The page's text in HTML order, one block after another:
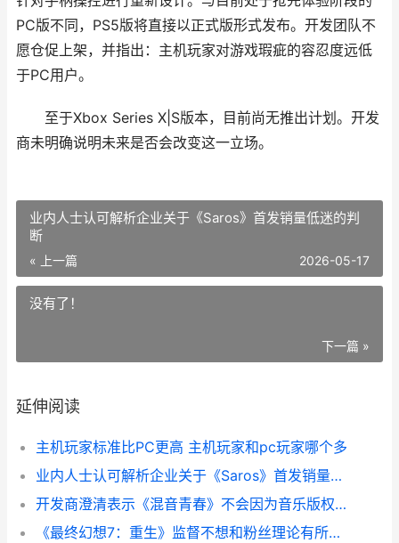
PC版不同，PS5版将直接以正式版形式发布。开发团队不
愿仓促上架，并指出：主机玩家对游戏瑕疵的容忍度远低
于PC用户。
至于Xbox Series X|S版本，目前尚无推出计划。开发
商未明确说明未来是否会改变这一立场。
业内人士认可解析企业关于《Saros》首发销量低迷的判
断
« 上一篇 2026-05-17
没有了！
下一篇 »
延伸阅读
主机玩家标准比PC更高 主机玩家和pc玩家哪个多
业内人士认可解析企业关于《Saros》首发销量低迷的判断
开发商澄清表示《混音青春》不会因为音乐版权问题下架 清控开发商
《最终幻想7：重生》监督不想和粉丝理论有所牵扯 最终幻想7第三部什么时候出